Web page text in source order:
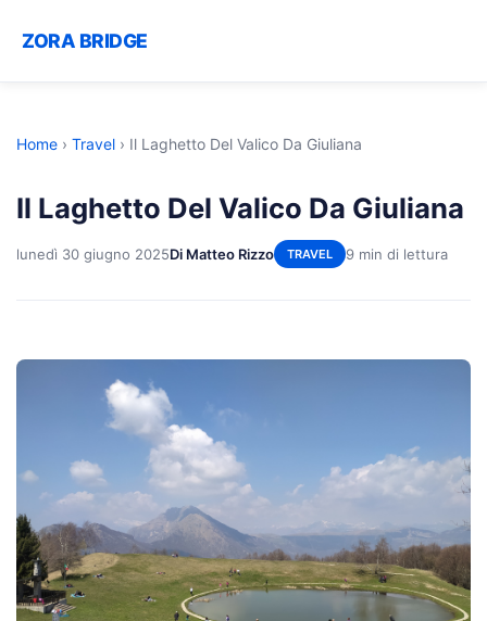
ZORA BRIDGE
Home › Travel › Il Laghetto Del Valico Da Giuliana
Il Laghetto Del Valico Da Giuliana
lunedì 30 giugno 2025Di Matteo Rizzo TRAVEL 9 min di lettura